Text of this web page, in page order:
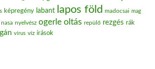
képregény labant lapos föld madocsai mag
nasa nyelvész ogerle oltás repülő rezgés rák
vírus víz írások